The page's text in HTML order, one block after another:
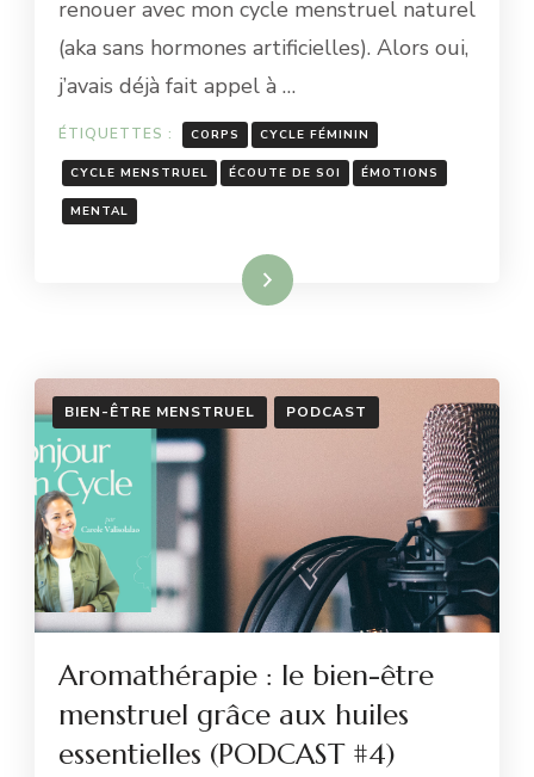
SON
ET
SES
renouer avec mon cycle menstruel naturel
(aka sans hormones artificielles). Alors oui,
j’avais déjà fait appel à …
ÉTIQUETTES : CORPS CYCLE FÉMININ
CYCLE MENSTRUEL ÉCOUTE DE SOI ÉMOTIONS
MENTAL
Lire la suite
BIEN-ÊTRE MENSTRUEL PODCAST
Aromathérapie : le bien-être
menstruel grâce aux huiles
essentielles (PODCAST #4)